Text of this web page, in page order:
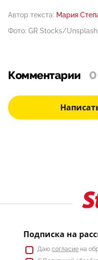
Автор текста: Мария
Фото: GR Stocks/
Комментарии 0
Подписка на
Даю согласие на